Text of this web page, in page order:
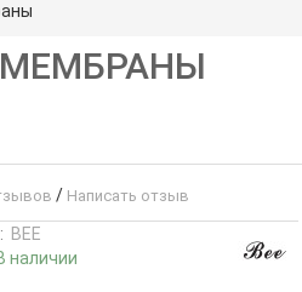
МЕМБРАНЫ
/ Написать отзыв
BEE
наличии